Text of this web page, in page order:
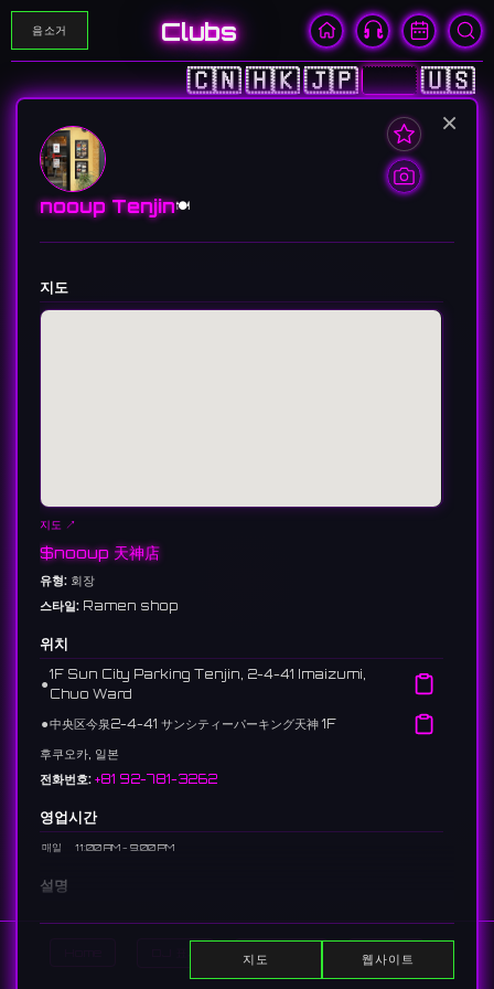
음소거 Clubs
🇨🇳🇭🇰🇯🇵🇰🇷🇺🇸
이벤트 표시 Search
×
nooup Tenjin🍽️
지도
지도 ↗
$nooup 天神店
유형: 회장
스타일: Ramen shop
위치
⚫︎
1F Sun City Parking Tenjin, 2-4-41 Imaizumi,
Chuo Ward
⚫︎中央区今泉2-4-41 サンシティーパーキング天神 1F
후쿠오카, 일본
전화번호: +81 92-781-3262
영업시간
매일 11:00 AM - 9:00 PM
설명
福岡天神エリアにある、濃厚な鶏白湯スープが自慢のラーメン店。
지도 웹사이트